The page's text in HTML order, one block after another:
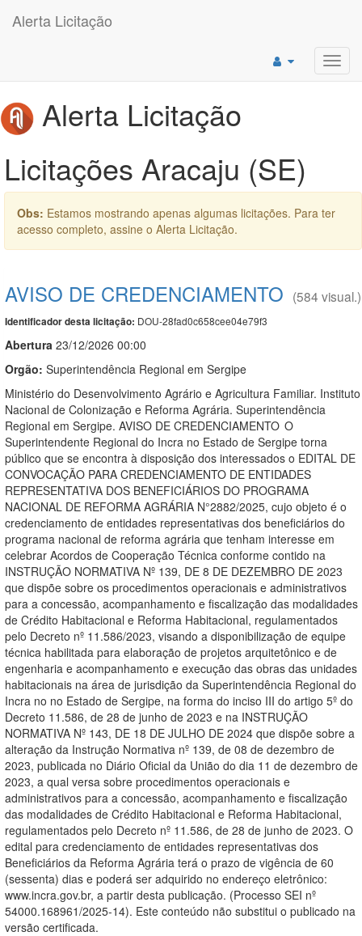
Alerta Licitação
Alerta Licitação
Licitações Aracaju (SE)
Obs: Estamos mostrando apenas algumas licitações. Para ter
acesso completo, assine o Alerta Licitação.
AVISO DE CREDENCIAMENTO (584 visual.)
Identificador desta licitação: DOU-28fad0c658cee04e79f3
Abertura 23/12/2026 00:00
Orgão: Superintendência Regional em Sergipe
Ministério do Desenvolvimento Agrário e Agricultura Familiar. Instituto
Nacional de Colonização e Reforma Agrária. Superintendência
Regional em Sergipe. AVISO DE CREDENCIAMENTO O
Superintendente Regional do Incra no Estado de Sergipe torna
público que se encontra à disposição dos interessados o EDITAL DE
CONVOCAÇÃO PARA CREDENCIAMENTO DE ENTIDADES
REPRESENTATIVA DOS BENEFICIÁRIOS DO PROGRAMA
NACIONAL DE REFORMA AGRÁRIA N°2882/2025, cujo objeto é o
credenciamento de entidades representativas dos beneficiários do
programa nacional de reforma agrária que tenham interesse em
celebrar Acordos de Cooperação Técnica conforme contido na
INSTRUÇÃO NORMATIVA Nº 139, DE 8 DE DEZEMBRO DE 2023
que dispõe sobre os procedimentos operacionais e administrativos
para a concessão, acompanhamento e fiscalização das modalidades
de Crédito Habitacional e Reforma Habitacional, regulamentados
pelo Decreto nº 11.586/2023, visando a disponibilização de equipe
técnica habilitada para elaboração de projetos arquitetônico e de
engenharia e acompanhamento e execução das obras das unidades
habitacionais na área de jurisdição da Superintendência Regional do
Incra no no Estado de Sergipe, na forma do inciso III do artigo 5º do
Decreto 11.586, de 28 de junho de 2023 e na INSTRUÇÃO
NORMATIVA Nº 143, DE 18 DE JULHO DE 2024 que dispõe sobre a
alteração da Instrução Normativa nº 139, de 08 de dezembro de
2023, publicada no Diário Oficial da União do dia 11 de dezembro de
2023, a qual versa sobre procedimentos operacionais e
administrativos para a concessão, acompanhamento e fiscalização
das modalidades de Crédito Habitacional e Reforma Habitacional,
regulamentados pelo Decreto nº 11.586, de 28 de junho de 2023. O
edital para credenciamento de entidades representativas dos
Beneficiários da Reforma Agrária terá o prazo de vigência de 60
(sessenta) dias e poderá ser adquirido no endereço eletrônico:
www.incra.gov.br, a partir desta publicação. (Processo SEI nº
54000.168961/2025-14). Este conteúdo não substitui o publicado na
versão certificada.